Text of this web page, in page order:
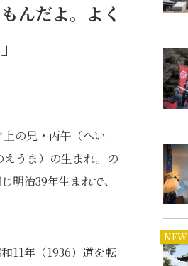
んだよ。よく
の兄・丙午（へい
うま）の生まれ。の
明治39年生まれで、
11年（1936）道を転
NEW